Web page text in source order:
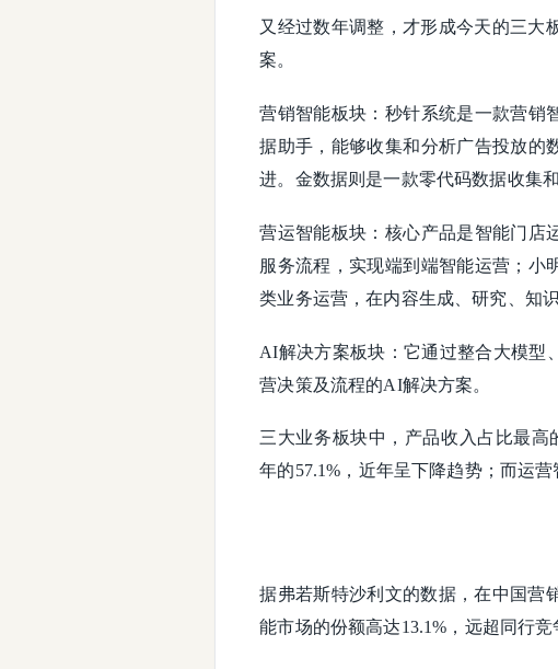
又经过数年调整，才形成今天的三大
案。
营销智能板块：秒针系统是一款营
据助手，能够收集和分析广告投放的
进。金数据则是一款零代码数据收集
营运智能板块：核心产品是智能门店
服务流程，实现端到端智能运营；小
类业务运营，在内容生成、研究、知
AI解决方案板块：它通过整合大模型
营决策及流程的AI解决方案。
三大业务板块中，产品收入占比最高
年的57.1%，近年呈下降趋势；而运营
据弗若斯特沙利文的数据，在中国营
能市场的份额高达13.1%，远超同行竞